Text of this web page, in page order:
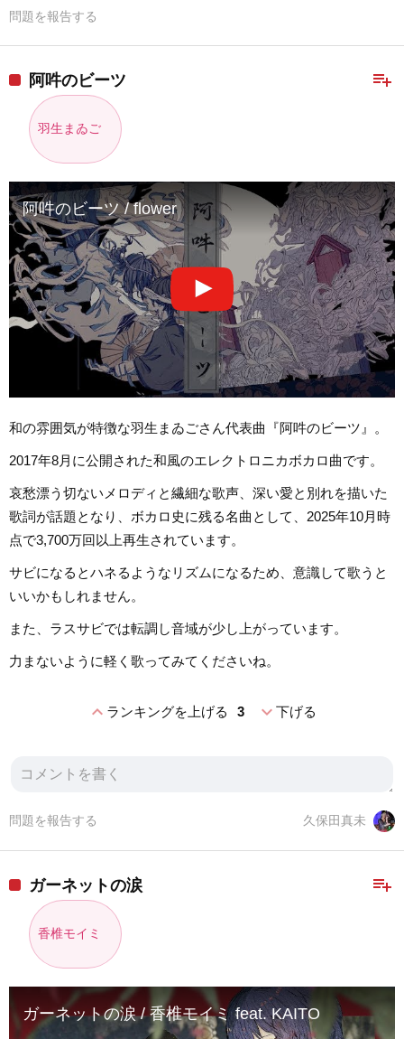
問題を報告する
playlist_add
阿吽のビーツ
羽生まゐご
阿吽のビーツ / flower
和の雰囲気が特徴な羽生まゐごさん代表曲『阿吽のビーツ』。
2017年8月に公開された和風のエレクトロニカボカロ曲です。
哀愁漂う切ないメロディと繊細な歌声、深い愛と別れを描いた
歌詞が話題となり、ボカロ史に残る名曲として、2025年10月時
点で3,700万回以上再生されています。
サビになるとハネるようなリズムになるため、意識して歌うと
いいかもしれません。
また、ラスサビでは転調し音域が少し上がっています。
力まないように軽く歌ってみてくださいね。
expand_lessランキングを上げる 3 expand_more下げる
久保田真未
問題を報告する
playlist_add
ガーネットの涙
香椎モイミ
ガーネットの涙 / 香椎モイミ feat. KAITO